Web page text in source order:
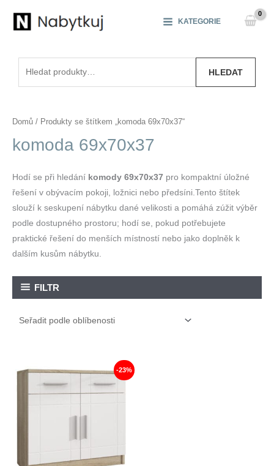
KATEGORIE
HLEDAT
Domů / Produkty se štítkem „komoda 69x70x37“
komoda 69x70x37
Hodí se při hledání komody 69x70x37 pro kompaktní úložné
řešení v obývacím pokoji, ložnici nebo předsíni.Tento štítek
slouží k seskupení nábytku dané velikosti a pomáhá zúžit výběr
podle dostupného prostoru; hodí se, pokud potřebujete
praktické řešení do menších místností nebo jako doplněk k
dalším kusům nábytku.
FILTR
-23%